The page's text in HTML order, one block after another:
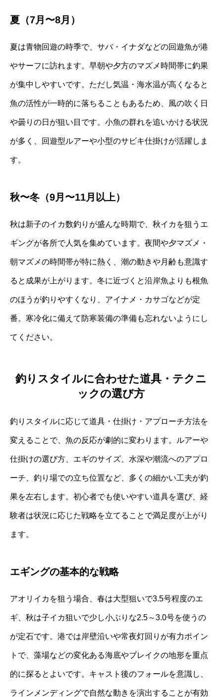
夏（7月〜8月）
夏は青物回遊の時季で、サバ・イナダなどの回遊魚が港
やサーフに訪れます。早朝や夕方のマズメ時間帯に釣果
が集中しやすいです。ただし気温・海水温が高くなると
魚の活性が一時的に落ちることもあるため、風の吹く日
や曇りの日が狙い目です。小魚の群れを追いかける状況
が多く、回遊型ルアーや小型のサビキ仕掛けが活躍しま
す。
秋〜冬（9月〜11月以上）
秋は新子のイカ数釣りが盛んな時期で、秋イカを狙うエ
ギングが各所で人気を集めています。夜間や夕マズメ・
朝マズメの時間帯が特に熱く、潮の動きや月齢も意識す
ると成果が上がります。冬に近づくと沿岸魚よりも根魚
のほうが釣りやすくなり、アイナメ・カサゴなどが定
番。寒冷化に備えて防寒装備の準備も忘れないようにし
てください。
釣りスタイルに合わせた道具・テクニ
ックの選び方
釣りスタイルに応じて道具・仕掛け・アプローチ方法を
変えることで、魚の反応が劇的に変わります。ルアーや
仕掛けの選び方、エギのサイズ、水深や潮流へのアプロ
ーチ、釣り場での立ち位置など、多くの細かい工夫が釣
果を左右します。初心者でも使いやすい道具を選び、経
験者は状況に応じた戦略を立てることで満足度が上がり
ます。
エギングの基本的な戦略
アオリイカを狙う場合、春は大型狙いで3.5号程度のエ
ギ、秋は子イカ狙いで少し小ぶりな2.5～3.0号を使うの
が定石です。港では岸壁沿いや常夜灯回りが有力ポイン
トで、藻場などの変化ある海底やブレイクの地形を重点
的に探るとよいです。キャスト後のフォールを意識し、
ラインメンディングで自然な動きを演出することが有効